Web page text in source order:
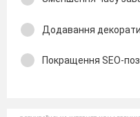
Додавання
Покращення SEO-